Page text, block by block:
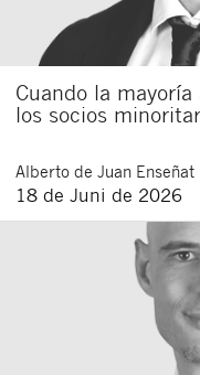
Cuando la
los socios
Alberto de Juan Enseñat
18 de Juni de 2026